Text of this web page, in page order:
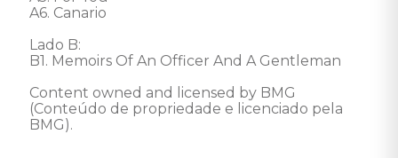
A6. Canario
Lado B:
B1. Memoirs Of An Officer And A Gentleman
Content owned and licensed by BMG
(Conteúdo de propriedade e licenciado pela
BMG).